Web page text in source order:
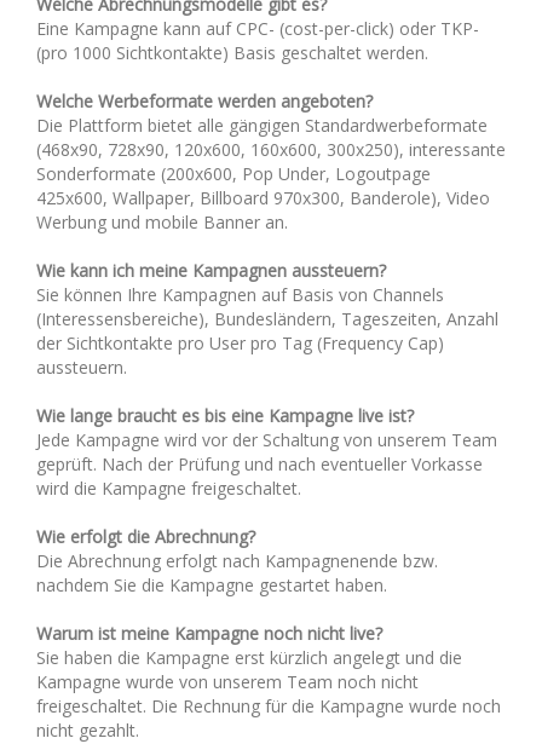
Eine Kampagne kann auf CPC- (cost-per-click) oder TKP-
(pro 1000 Sichtkontakte) Basis geschaltet werden.
Welche Werbeformate werden angeboten?
Die Plattform bietet alle gängigen Standardwerbeformate
(468x90, 728x90, 120x600, 160x600, 300x250), interessante
Sonderformate (200x600, Pop Under, Logoutpage
425x600, Wallpaper, Billboard 970x300, Banderole), Video
Werbung und mobile Banner an.
Wie kann ich meine Kampagnen aussteuern?
Sie können Ihre Kampagnen auf Basis von Channels
(Interessensbereiche), Bundesländern, Tageszeiten, Anzahl
der Sichtkontakte pro User pro Tag (Frequency Cap)
aussteuern.
Wie lange braucht es bis eine Kampagne live ist?
Jede Kampagne wird vor der Schaltung von unserem Team
geprüft. Nach der Prüfung und nach eventueller Vorkasse
wird die Kampagne freigeschaltet.
Wie erfolgt die Abrechnung?
Die Abrechnung erfolgt nach Kampagnenende bzw.
nachdem Sie die Kampagne gestartet haben.
Warum ist meine Kampagne noch nicht live?
Sie haben die Kampagne erst kürzlich angelegt und die
Kampagne wurde von unserem Team noch nicht
freigeschaltet. Die Rechnung für die Kampagne wurde noch
nicht gezahlt.